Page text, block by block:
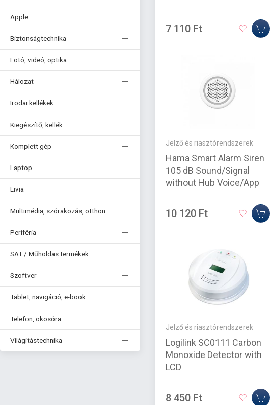
Apple
Biztonságtechnika
Fotó, videó, optika
Hálozat
Irodai kellékek
Kiegészítő, kellék
Komplett gép
Laptop
Livia
Multimédia, szórakozás, otthon
Periféria
SAT / Műholdas termékek
Szoftver
Tablet, navigáció, e-book
Telefon, okosóra
Világítástechnika
7 110 Ft
Jelző és riasztórendszerek
Hama Smart Alarm Siren
105 dB Sound/Signal
without Hub Voice/App
10 120 Ft
Jelző és riasztórendszerek
Logilink SC0111 Carbon
Monoxide Detector with
LCD
8 450 Ft